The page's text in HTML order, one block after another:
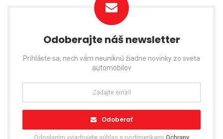
Odoberajte náš newsletter
Prihláste sa, nech vám neuniknú žiadne novinky zo sveta
automobilov
Odoberať
Odoslaním vyjadrujete súhlas s podmienkami Ochrany